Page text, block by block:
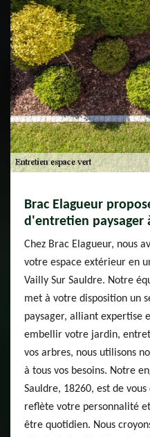
Brac Elagueur
d'entretien paysager
Chez Brac Elagueur, nous
votre espace extérieur en
Vailly Sur Sauldre. Notre
met à votre disposition un
paysager, alliant expertise
embellir votre jardin,
vos arbres, nous utilisons
à tous vos besoins. Notre
Sauldre, 18260, est de
reflète votre personnalité
être quotidien. Nous